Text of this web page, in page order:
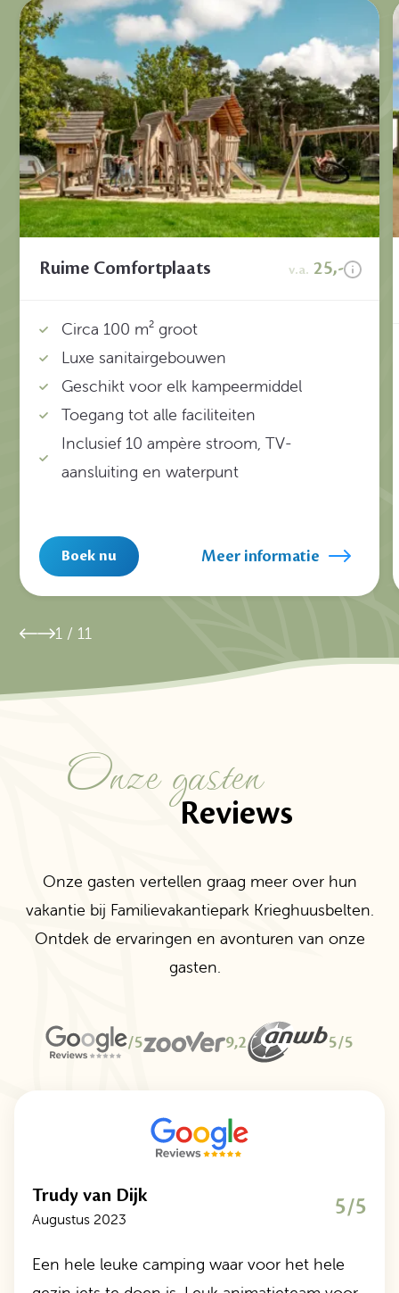
Ruime Comfortplaats v.a. 25,-
Circa 100 m² groot
Luxe sanitairgebouwen
Geschikt voor elk kampeermiddel
Toegang tot alle faciliteiten
Inclusief 10 ampère stroom, TV-
aansluiting en waterpunt
Boek nu Meer informatie
1 / 11
Onze gasten
Reviews
Trudy van Dijk
Augustus 2023 5/5
Een hele leuke camping waar voor het hele
Onze gasten vertellen graag meer over hun
vakantie bij Familievakantiepark Krieghuusbelten.
Ontdek de ervaringen en avonturen van onze
gasten.
/5 9,2 5/5